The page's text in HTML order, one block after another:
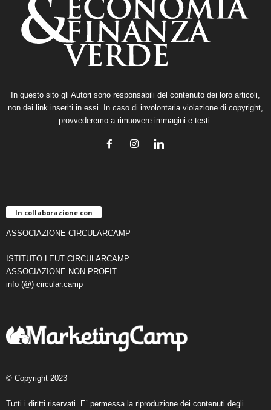
In questo sito gli Autori sono responsabili del contenuto dei loro articoli,
non dei link inseriti in essi. In caso di involontaria violazione di copyright,
provvederemo a rimuovere immagini e testi.
In collaborazione con
ASSOCIAZIONE CIRCULARCAMP
ISTITUTO LEUT CIRCULARCAMP
ASSOCIAZIONE NON-PROFIT
info (@) circular.camp
© Copyright 2023
Tutti i diritti riservati. E’ permessa la riproduzione dei contenuti degli